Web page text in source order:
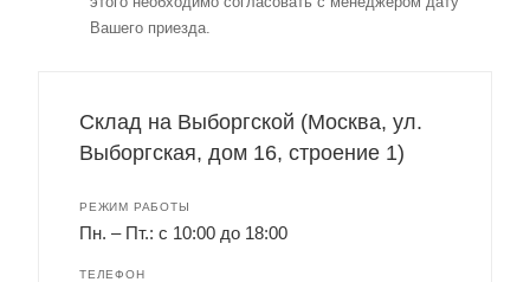
Вашего приезда.
Склад на Выборгской (Москва, ул.
Выборгская, дом 16, строение 1)
РЕЖИМ РАБОТЫ
Пн. – Пт.: с 10:00 до 18:00
ТЕЛЕФОН